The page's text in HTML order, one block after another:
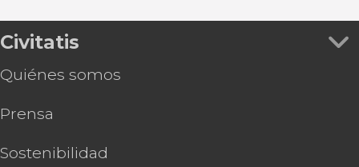
Civitatis
Quiénes somos
Prensa
Sostenibilidad